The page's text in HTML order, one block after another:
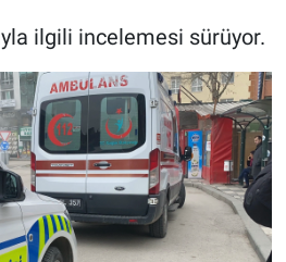
ilgili incelemesi sürüyor.